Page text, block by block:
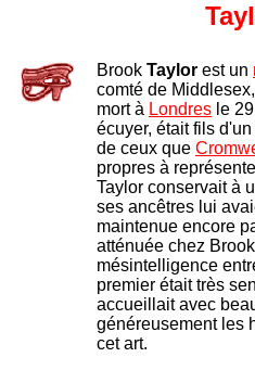
Brook Taylor est un
comté de
mort à Londres le
écuyer, était fils
de ceux que
propres à
Taylor conservait à
ses ancêtres lui
maintenue encore
atténuée chez
mésintelligence
premier était très
accueillait avec
généreusement les
cet art.